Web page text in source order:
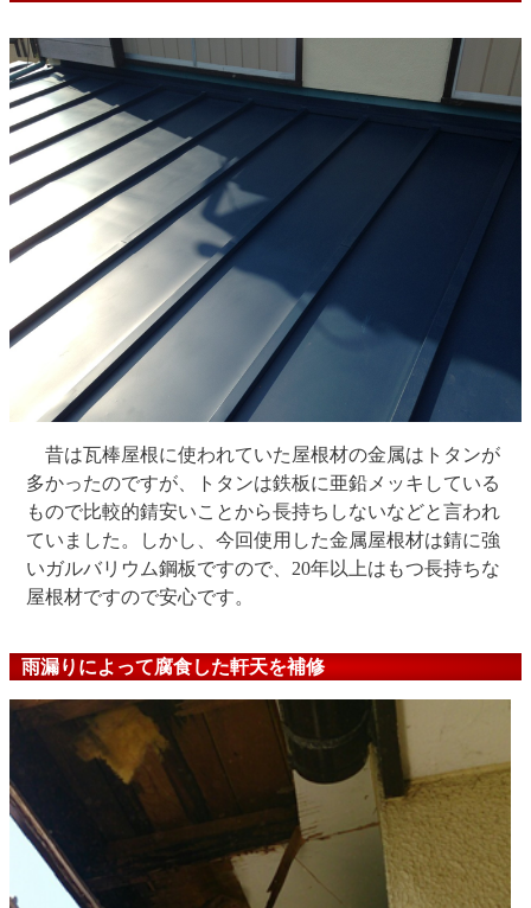
昔は瓦棒屋根に使われていた屋根材の金属はトタンが
多かったのですが、トタンは鉄板に亜鉛メッキしている
もので比較的錆安いことから長持ちしないなどと言われ
ていました。しかし、今回使用した金属屋根材は錆に強
いガルバリウム鋼板ですので、20年以上はもつ長持ちな
屋根材ですので安心です。
雨漏りによって腐食した軒天を補修